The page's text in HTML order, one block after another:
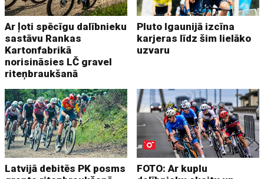
Ar ļoti spēcīgu dalībnieku
sastāvu Rankas
Kartonfabrikā
norisināsies LČ gravel
riteņbraukšanā
Pluto Igaunijā izcīna
karjeras līdz šim lielāko
uzvaru
Latvijā debitēs PK posms
FOTO: Ar kuplu